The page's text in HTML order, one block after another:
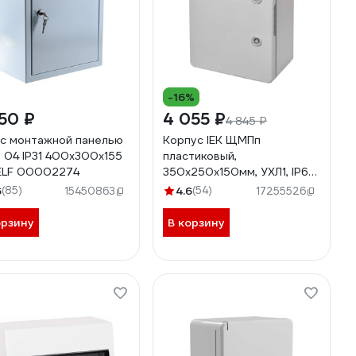
₽
монтажной панелью
IP31 400х300х155
00002274
(85) 15450863
-16%
4 055 ₽4 845 ₽
Корпус IEK ЩМПп
пластиковый,
350х250х150мм, УХЛ1, IP65
MKP93-N-352515-65
4.6(54) 17255526
В корзину